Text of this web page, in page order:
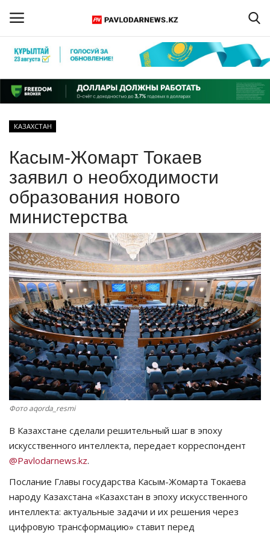
Регистрация
Главная
ПАВЛОДАРСКАЯ ОБЛАСТЬ
КАЗАХСТАН
МИР
СПЕЦПРОЕКТЫ
СПОРТ
Чек-лист
РАЗВЛЕЧЕНИЯ
OFFICIAL
Курултай
Язык
Қазақша Русский
КАЗАХСТАН
Касым-Жомарт Токаев
заявил о необходимости
образования нового
министерства
Фото aqorda_resmi
В Казахстане сделали решительный шаг в эпоху
искусственного интеллекта, передает корреспондент
@Pavlodarnews.kz.
Послание Главы государства Касым-Жомарта Токаева
народу Казахстана «Казахстан в эпоху искусственного
интеллекта: актуальные задачи и их решения через
цифровую трансформацию» ставит перед